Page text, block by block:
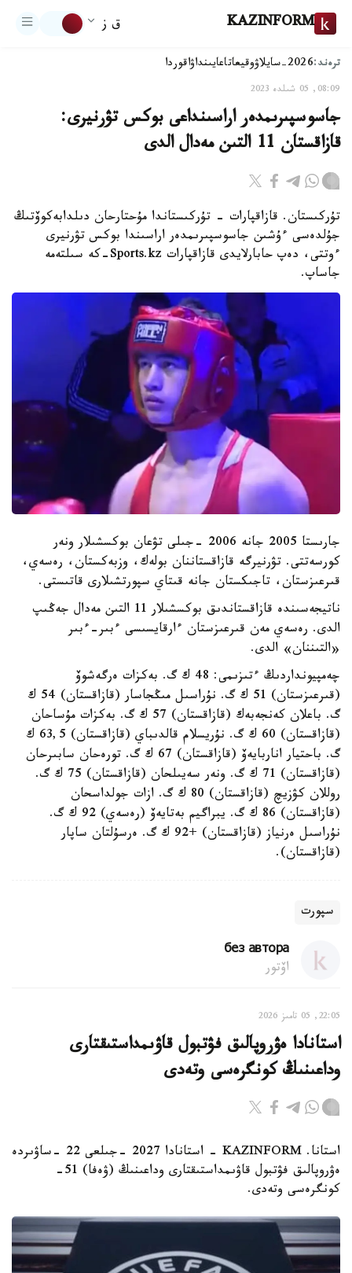
KAZINFORM ق ز
ترەند:2026-سايلاۋ وقيعاتاعايىنداۋاقوردا
08:09, 05 شىلدە 2023
جاسوسپىرىمدەر اراسىنداعى بوكس تۋرنيرى:
قازاقستان 11 التىن مەدال الدى
تۇركىستان. قازاقپارات - تۇركىستاندا مۇحتارحان دىلدابەكوۆتىڭ
جۇلدەسى ءۇشىن جاسوسپىرىمدەر اراسىندا بوكس تۋرنيرى
ءوتتى، دەپ حابارلايدى قازاقپارات Sports.kz-كە سىلتەمە
جاساپ.
جارىستا 2005 جانە 2006 -جىلى تۋعان بوكسشىلار ونەر
كورسەتتى. تۋرنيرگە قازاقستاننان بولەك، وزبەكستان، رەسەي،
قىرعىزستان، تاجىكستان جانە قىتاي سپورتشىلارى قاتىستى.
ناتيجەسىندە قازاقستاندىق بوكسشىلار 11 التىن مەدال جەڭىپ
الدى. رەسەي مەن قىرعىزستان ءارقايسىسى ءبىر-ءبىر
«التىننان» الدى.
چەمپيونداردىڭ ءتىزىمى: 48 ك گ. بەكزات ەرگەشوۆ
(قىرعىزستان) 51 ك گ. نۇراسىل مىڭجاسار (قازاقستان) 54 ك
گ. باعلان كەنجەبەك (قازاقستان) 57 ك گ. بەكزات مۇساحان
(قازاقستان) 60 ك گ. نۇريسلام قالدىباي (قازاقستان) 63,5 ك
گ. باحتيار اناربايەۆ (قازاقستان) 67 ك گ. تورەحان سابىرحان
(قازاقستان) 71 ك گ. ونەر سەيىلحان (قازاقستان) 75 ك گ.
روللان كۋزيچ (قازاقستان) 80 ك گ. ازات جولداسحان
(قازاقستان) 86 ك گ. يبراگيم بەتايەۆ (رەسەي) 92 ك گ.
نۇراسىل ەرنياز (قازاقستان) +92 ك گ. ەرسۇلتان ساپار
(قازاقستان).
سپورت
без автора
اۆتور
22:05, 05 تامىز 2026
استانادا ەۋروپالىق فۋتبول قاۋىمداستىقتارى
وداعىنىڭ كونگرەسى وتەدى
استانا. KAZINFORM - استانادا 2027 -جىلعى 22 -ساۋىردە
ەۋروپالىق فۋتبول قاۋىمداستىقتارى وداعىنىڭ (ۋەفا) 51-
كونگرەسى وتەدى.